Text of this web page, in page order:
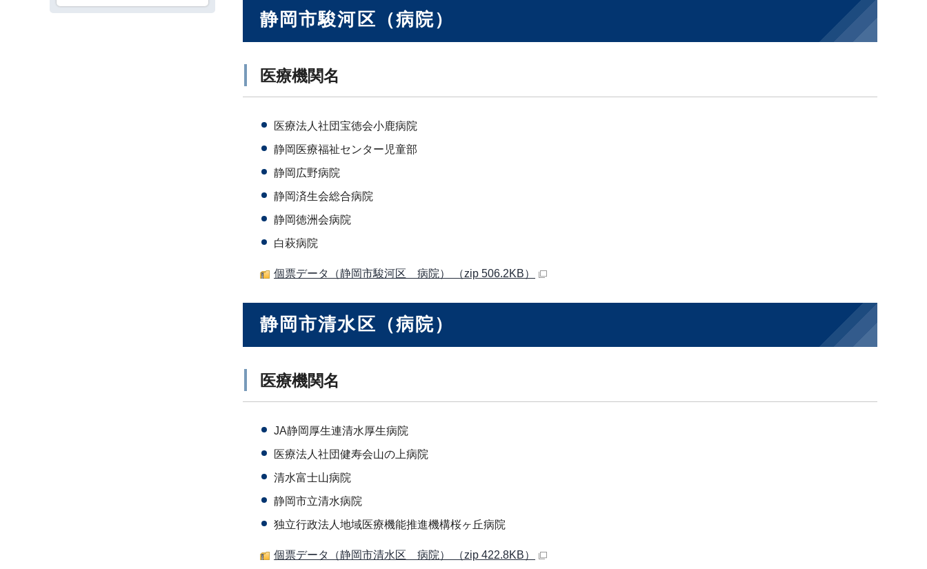
静岡市駿河区（病院）
医療機関名
医療法人社団宝徳会小鹿病院
静岡医療福祉センター児童部
静岡広野病院
静岡済生会総合病院
静岡徳洲会病院
白萩病院
個票データ（静岡市駿河区 病院） （zip 506.2KB）
静岡市清水区（病院）
医療機関名
JA静岡厚生連清水厚生病院
医療法人社団健寿会山の上病院
清水富士山病院
静岡市立清水病院
独立行政法人地域医療機能推進機構桜ヶ丘病院
個票データ（静岡市清水区 病院） （zip 422.8KB）